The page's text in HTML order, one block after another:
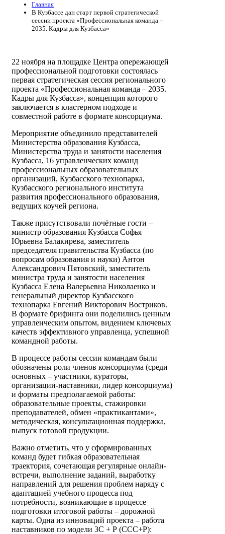
Главная
В Кузбассе дан старт первой стратегической
сессии проекта «Профессиональная команда –
2035. Кадры для Кузбасса»
22 ноября на площадке Центра опережающей
профессиональной подготовки состоялась
первая стратегическая сессия регионального
проекта «Профессиональная команда – 2035.
Кадры для Кузбасса», концепция которого
заключается в кластерном подходе и
совместной работе в формате консорциума.
Мероприятие объединило представителей
Министерства образования Кузбасса,
Министерства труда и занятости населения
Кузбасса, 16 управленческих команд
профессиональных образовательных
организаций, Кузбасского технопарка,
Кузбасского регионального института
развития профессионального образования,
ведущих коучей региона.
Также присутствовали почётные гости –
министр образования Кузбасса Софья
Юрьевна Балакирева, заместитель
председателя правительства Кузбасса (по
вопросам образования и науки) Антон
Александрович Пятовский, заместитель
министра труда и занятости населения
Кузбасса Елена Валерьевна Николаенко и
генеральный директор Кузбасского
технопарка Евгений Викторович Востриков.
В формате брифинга они поделились ценным
управленческим опытом, видением ключевых
качеств эффективного управленца, успешной
командной работы.
В процессе работы сессии командам были
обозначены роли членов консорциума (среди
основных – участники, кураторы,
организации-наставники, лидер консорциума)
и форматы предполагаемой работы:
образовательные проекты, стажировки
преподавателей, обмен «практикантами»,
методическая, консультационная поддержка,
выпуск готовой продукции.
Важно отметить, что у сформированных
команд будет гибкая образовательная
траектория, сочетающая регулярные онлайн-
встречи, выполнение заданий, выработку
направлений для решения проблем наряду с
адаптацией учебного процесса под
потребности, возникающие в процессе
подготовки итоговой работы – дорожной
карты. Одна из инноваций проекта – работа
наставников по модели 3С + Р (ССС+Р):